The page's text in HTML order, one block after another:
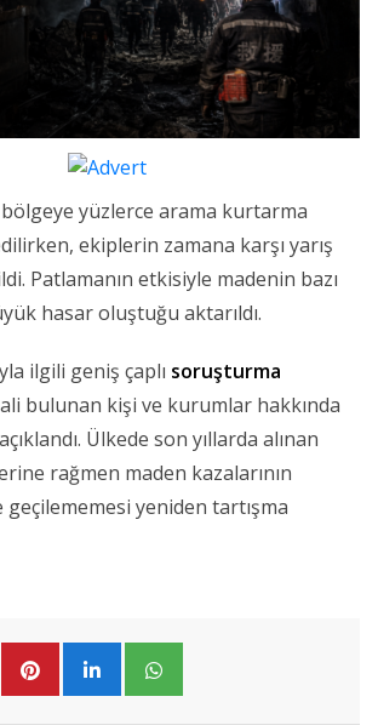
bölgeye yüzlerce arama kurtarma
ekiplerin zamana karşı yarış
Patlamanın etkisiyle madenin bazı
hasar oluştuğu aktarıldı.
ilgili geniş çaplı soruşturma
bulunan kişi ve kurumlar hakkında
Ülkede son yıllarda alınan
rağmen maden kazalarının
yeniden tartışma